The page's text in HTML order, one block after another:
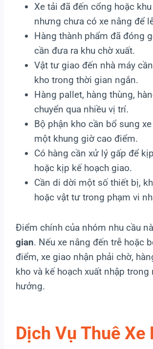
Xe tải đã đến cổng hoặc
nhưng chưa có xe nâng để
Hàng thành phẩm đã đóng
cần đưa ra khu chờ xuất.
Vật tư giao đến nhà máy
kho trong thời gian ngắn.
Hàng pallet, hàng thùng,
chuyển qua nhiều vị trí.
Bộ phận kho cần bổ sung
một khung giờ cao điểm.
Có hàng cần xử lý gấp để
hoặc kịp kế hoạch giao.
Cần di dời một số thiết bị,
hoặc vật tư trong phạm vi
Điểm chính của nhóm nhu cầu
gian. Nếu xe nâng đến trễ hoặc
điểm, xe giao nhận phải chờ,
kho và kế hoạch xuất nhập trong
hưởng.
Dịch Vụ Thuê Xe